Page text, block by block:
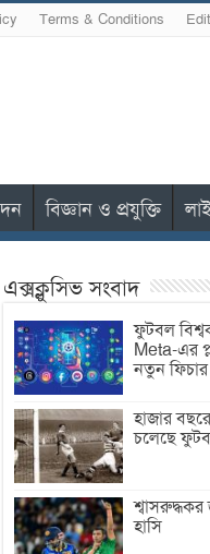
Terms & Conditions
বিজ্ঞান ও প্রযুক্তি
এক্সক্লুসিভ সংবাদ
ফুটবল
Meta-এর
নতুন ফিচার
হাজার
চলেছে
হাসি